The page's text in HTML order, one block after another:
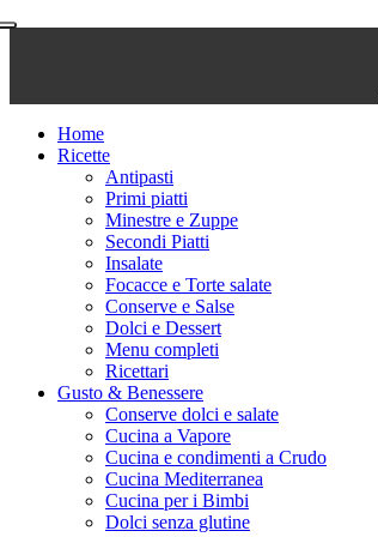
Home
Ricette
Antipasti
Primi piatti
Minestre e Zuppe
Secondi Piatti
Insalate
Focacce e Torte salate
Conserve e Salse
Dolci e Dessert
Menu completi
Ricettari
Gusto & Benessere
Conserve dolci e salate
Cucina a Vapore
Cucina e condimenti a Crudo
Cucina Mediterranea
Cucina per i Bimbi
Dolci senza glutine